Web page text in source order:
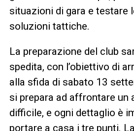
situazioni di gara e testare
soluzioni tattiche.
La preparazione del club
spedita, con l’obiettivo di
alla sfida di sabato 13
si prepara ad affrontare un
difficile, e ogni dettaglio è
portare a casa i tre punti.